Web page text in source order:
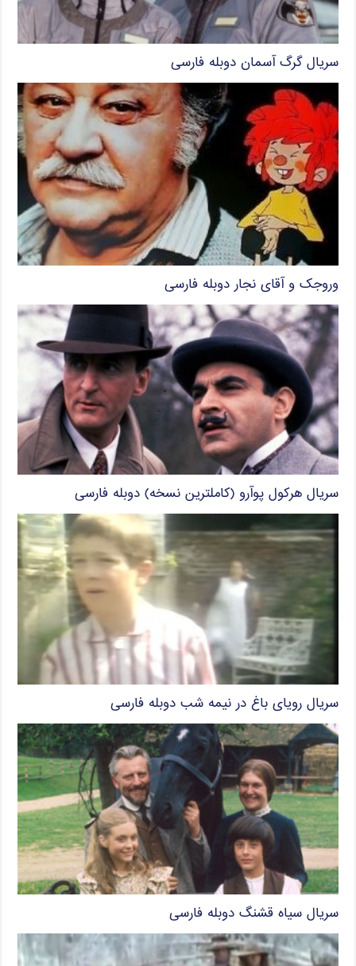
سریال گرگ آسمان دوبله فارسی
وروجک و آقای نجار دوبله فارسی
سریال هرکول پوآرو (کاملترین نسخه) دوبله فارسی
سریال رویای باغ در نیمه شب دوبله فارسی
سریال سیاه قشنگ دوبله فارسی